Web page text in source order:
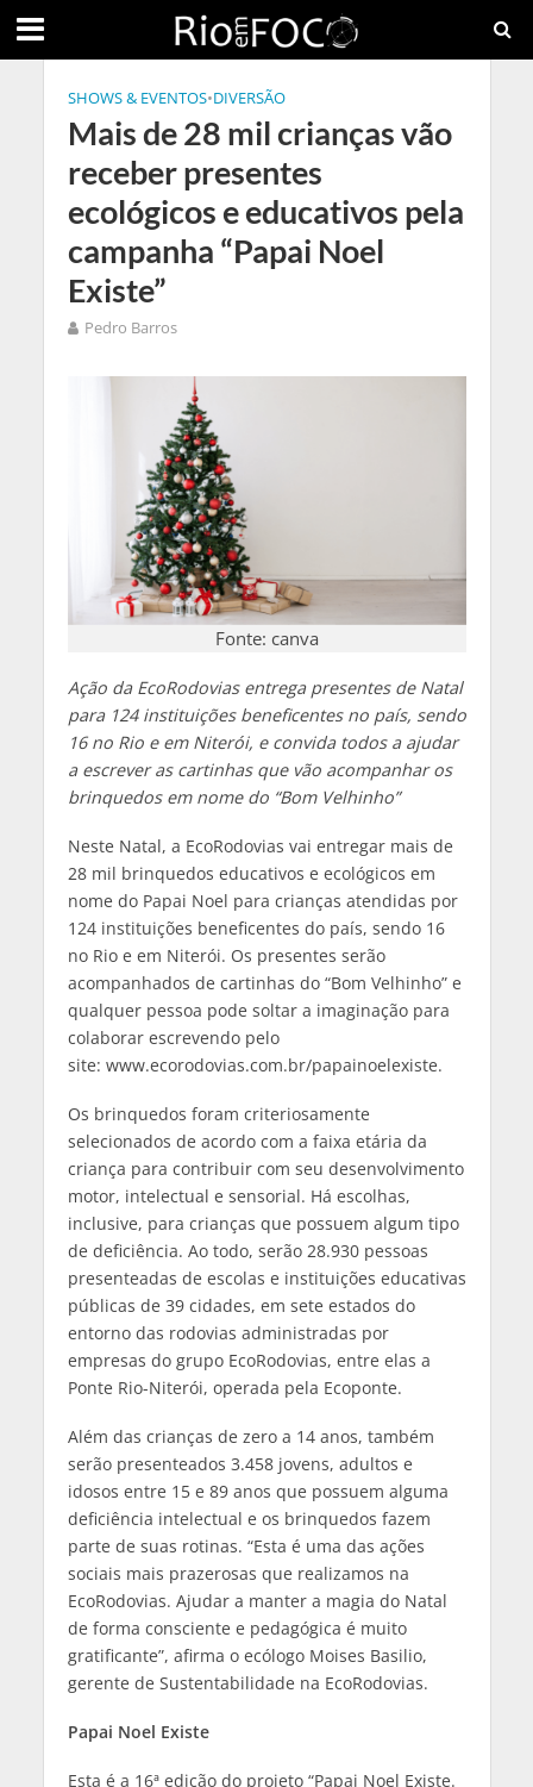
SHOWS & EVENTOS•DIVERSÃO
Mais de 28 mil crianças vão
receber presentes
ecológicos e educativos pela
campanha “Papai Noel
Existe”
Pedro Barros
Fonte: canva
Ação da EcoRodovias entrega presentes de Natal
para 124 instituições beneficentes no país, sendo
16 no Rio e em Niterói, e convida todos a ajudar
a escrever as cartinhas que vão acompanhar os
brinquedos em nome do “Bom Velhinho”
Neste Natal, a EcoRodovias vai entregar mais de
28 mil brinquedos educativos e ecológicos em
nome do Papai Noel para crianças atendidas por
124 instituições beneficentes do país, sendo 16
no Rio e em Niterói. Os presentes serão
acompanhados de cartinhas do “Bom Velhinho” e
qualquer pessoa pode soltar a imaginação para
colaborar escrevendo pelo
site: www.ecorodovias.com.br/papainoelexiste.
Os brinquedos foram criteriosamente
selecionados de acordo com a faixa etária da
criança para contribuir com seu desenvolvimento
motor, intelectual e sensorial. Há escolhas,
inclusive, para crianças que possuem algum tipo
de deficiência. Ao todo, serão 28.930 pessoas
presenteadas de escolas e instituições educativas
públicas de 39 cidades, em sete estados do
entorno das rodovias administradas por
empresas do grupo EcoRodovias, entre elas a
Ponte Rio-Niterói, operada pela Ecoponte.
Além das crianças de zero a 14 anos, também
serão presenteados 3.458 jovens, adultos e
idosos entre 15 e 89 anos que possuem alguma
deficiência intelectual e os brinquedos fazem
parte de suas rotinas. “Esta é uma das ações
sociais mais prazerosas que realizamos na
EcoRodovias. Ajudar a manter a magia do Natal
de forma consciente e pedagógica é muito
gratificante”, afirma o ecólogo Moises Basilio,
gerente de Sustentabilidade na EcoRodovias.
Papai Noel Existe
Esta é a 16ª edição do projeto “Papai Noel Existe.